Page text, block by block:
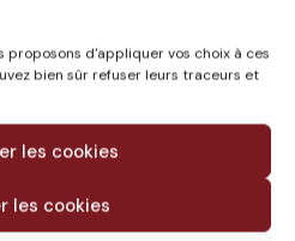
proposons d'appliquer vos choix à ces
bien sûr refuser leurs traceurs et
les cookies
les cookies